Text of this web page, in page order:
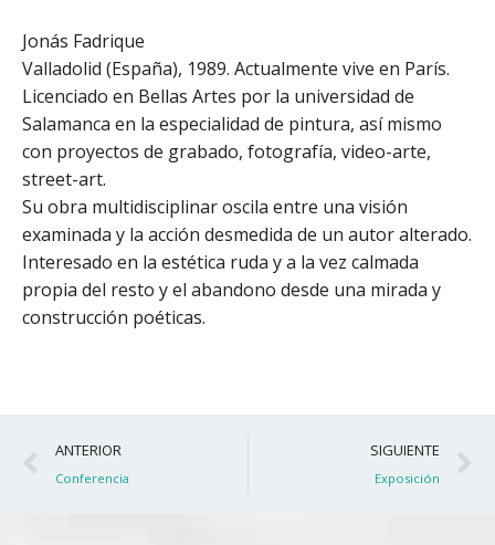
Jonás Fadrique
Valladolid (España), 1989. Actualmente vive en París.
Licenciado en Bellas Artes por la universidad de
Salamanca en la especialidad de pintura, así mismo
con proyectos de grabado, fotografía, video-arte,
street-art.
Su obra multidisciplinar oscila entre una visión
examinada y la acción desmedida de un autor alterado.
Interesado en la estética ruda y a la vez calmada
propia del resto y el abandono desde una mirada y
construcción poéticas.
Ant
ANTERIOR
Conferencia
SIGUIENTE
Exposición